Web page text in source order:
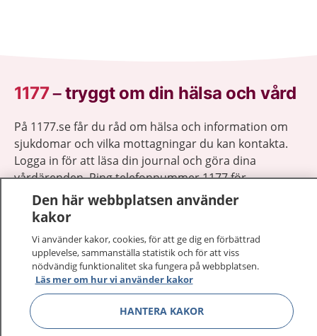
1177–tryggt om din hälsa och vård
På 1177.se får du råd om hälsa och information om
sjukdomar och vilka mottagningar du kan kontakta.
Logga in för att läsa din journal och göra dina
vårdärenden. Ring telefonnummer 1177 för
sjukvårdsrådgivning dygnet runt.
1177 ger dig råd när du vill må bättre.
1177 på flera språk Visa
Den här webbplatsen använder
kakor
Vi använder kakor, cookies, för att ge dig en förbättrad
upplevelse, sammanställa statistik och för att viss
nödvändig funktionalitet ska fungera på webbplatsen.
Läs mer om hur vi använder kakor
HANTERA KAKOR